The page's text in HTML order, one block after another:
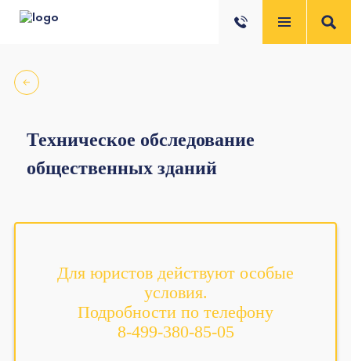
Техническое обследование
общественных зданий
Для юристов действуют особые
условия.
Подробности по телефону
8-499-380-85-05